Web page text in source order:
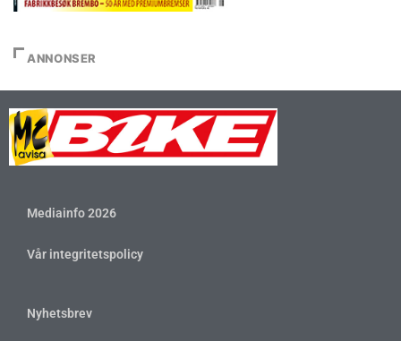
ANNONSER
Mediainfo 2026
Vår integritetspolicy
Nyhetsbrev